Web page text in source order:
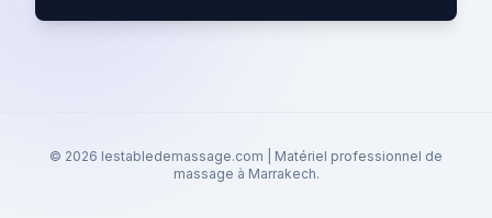
© 2026 lestabledemassage.com | Matériel professionnel de
massage à Marrakech.